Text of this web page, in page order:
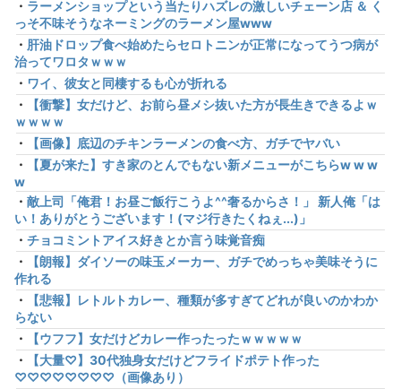
・ ラーメンショップという当たりハズレの激しいチェーン店 ＆ く
っそ不味そうなネーミングのラーメン屋www
・ 肝油ドロップ食べ始めたらセロトニンが正常になってうつ病が
治ってワロタｗｗｗ
・ ワイ、彼女と同棲するも心が折れる
・
【衝撃】女だけど、お前ら昼メシ抜いた方が長生きできるよｗ
ｗｗｗｗ
・
【画像】底辺のチキンラーメンの食べ方、ガチでヤバい
・
【夏が来た】すき家のとんでもない新メニューがこちらw w w
w
・ 敵上司「俺君！お昼ご飯行こうよ^^奢るからさ！」 新人俺「は
い！ありがとうございます！(マジ行きたくねぇ...)」
・ チョコミントアイス好きとか言う味覚音痴
・
【朗報】ダイソーの味玉メーカー、ガチでめっちゃ美味そうに
作れる
・
【悲報】レトルトカレー、種類が多すぎてどれが良いのかわか
らない
・
【ウフフ】女だけどカレー作ったったｗｗｗｗｗ
・
【大量♡】30代独身女だけどフライドポテト作った
♡♡♡♡♡♡♡♡（画像あり）